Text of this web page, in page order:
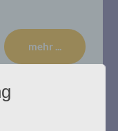
mehr ...